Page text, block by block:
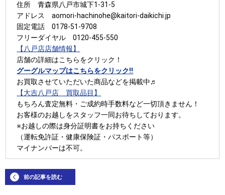
住所 青森県八戸市城下1-31-5
アドレス aomori-hachinohe@kaitori-daikichi.jp
固定電話 0178-51-9708
フリーダイヤル 0120-455-550
【八戸店店舗情報】
店舗の詳細はこちらをクリック！
グーグルマップはこちらをクリック!!
お買取させていただいた商品などを掲載中♬
【大吉八戸店 買取品目】
もちろん査定無料・ご成約時手数料など一切頂きません！
お客様のお越しをスタッフ一同お待ちしております。
※お越しの際は身分証明書をお持ちください
（運転免許証・健康保険証・パスポート等）
マイナンバーは不可。
前の記事を読む